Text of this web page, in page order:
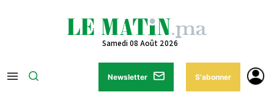
Samedi 08 Août 2026
Newsletter S'abonner